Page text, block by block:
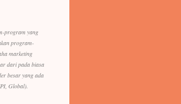
program yang
program-
marketing
dari pada biasa
besar yang ada
Global).